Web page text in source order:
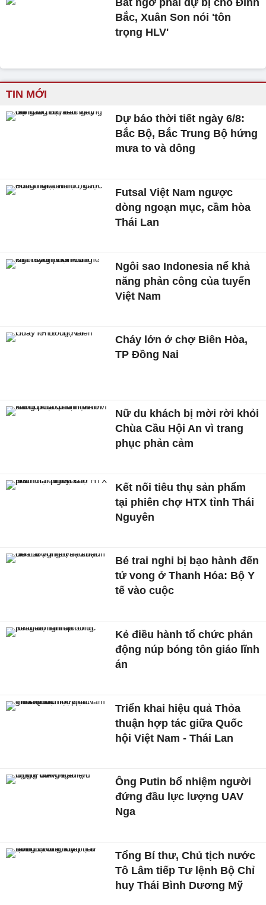
Bất ngờ phải dự bị cho Đình
Bắc, Xuân Son nói 'tôn
trọng HLV'
TIN MỚI
Dự báo thời tiết ngày 6/8:
Bắc Bộ, Bắc Trung Bộ hứng
mưa to và dông
Futsal Việt Nam ngược
dòng ngoạn mục, cầm hòa
Thái Lan
Ngôi sao Indonesia nể khả
năng phản công của tuyển
Việt Nam
Cháy lớn ở chợ Biên Hòa,
TP Đồng Nai
Nữ du khách bị mời rời khỏi
Chùa Cầu Hội An vì trang
phục phản cảm
Kết nối tiêu thụ sản phẩm
tại phiên chợ HTX tỉnh Thái
Nguyên
Bé trai nghi bị bạo hành đến
tử vong ở Thanh Hóa: Bộ Y
tế vào cuộc
Kẻ điều hành tổ chức phản
động núp bóng tôn giáo lĩnh
án
Triển khai hiệu quả Thỏa
thuận hợp tác giữa Quốc
hội Việt Nam - Thái Lan
Ông Putin bổ nhiệm người
đứng đầu lực lượng UAV
Nga
Tổng Bí thư, Chủ tịch nước
Tô Lâm tiếp Tư lệnh Bộ Chỉ
huy Thái Bình Dương Mỹ